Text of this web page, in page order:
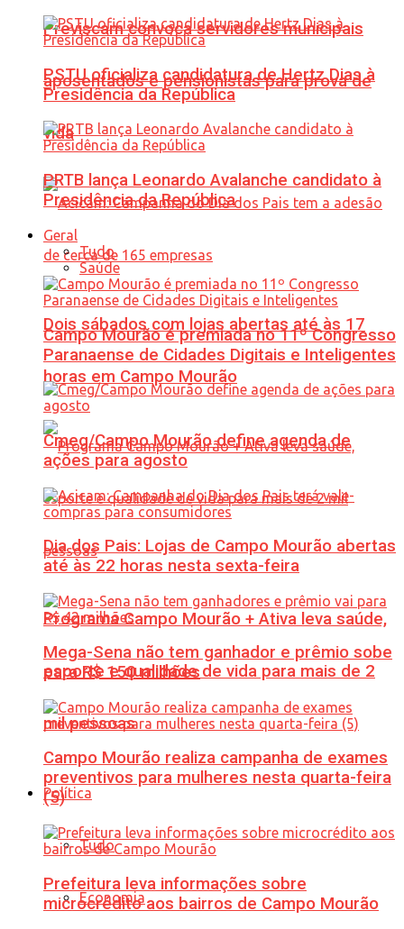
Previscam convoca servidores municipais
aposentados e pensionistas para prova de
vida
Dois sábados com lojas abertas até às 17
horas em Campo Mourão
Programa Campo Mourão + Ativa leva saúde,
esporte e qualidade de vida para mais de 2
mil pessoas
Política
Tudo
Economia
PSTU oficializa candidatura de Hertz Dias à
Presidência da República
PRTB lança Leonardo Avalanche candidato à
Presidência da República
Geral
Tudo
Saúde
Campo Mourão é premiada no 11º Congresso
Paranaense de Cidades Digitais e Inteligentes
Cmeg/Campo Mourão define agenda de
ações para agosto
Dia dos Pais: Lojas de Campo Mourão abertas
até às 22 horas nesta sexta-feira
Mega-Sena não tem ganhador e prêmio sobe
para R$ 150 milhões
Campo Mourão realiza campanha de exames
preventivos para mulheres nesta quarta-feira
(5)
Prefeitura leva informações sobre
microcrédito aos bairros de Campo Mourão